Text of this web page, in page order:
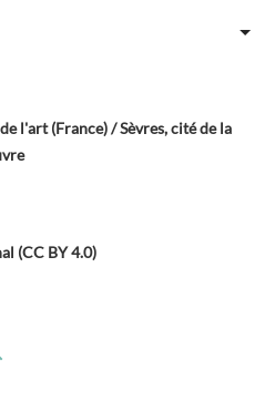
l'art (France) / Sèvres, cité de la
(CC BY 4.0)